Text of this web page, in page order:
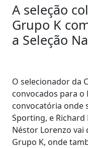
A seleção
Grupo K
a Seleção
O selecionador da
convocados para o
convocatória onde
Sporting, e Richard
Néstor Lorenzo
Grupo K, onde